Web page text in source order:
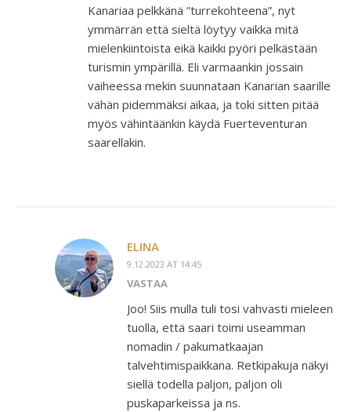
Kanariaa pelkkänä ”turrekohteena”, nyt
ymmärrän että sieltä löytyy vaikka mitä
mielenkiintoista eikä kaikki pyöri pelkästään
turismin ympärillä. Eli varmaankin jossain
vaiheessa mekin suunnataan Kanarian saarille
vähän pidemmäksi aikaa, ja toki sitten pitää
myös vähintäänkin käydä Fuerteventuran
saarellakin.
ELINA
9.12.2023 AT 14:45
VASTAA
Joo! Siis mulla tuli tosi vahvasti mieleen
tuolla, että saari toimi useamman
nomadin / pakumatkaajan
talvehtimispaikkana. Retkipakuja näkyi
siellä todella paljon, paljon oli
puskaparkeissa ja ns.